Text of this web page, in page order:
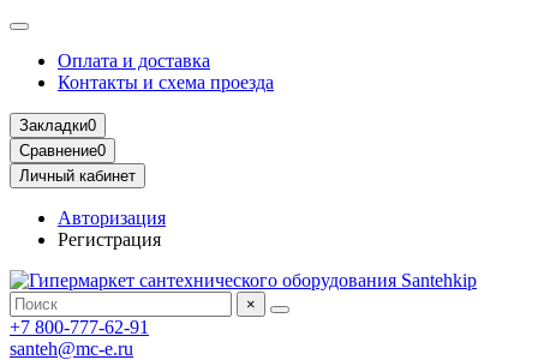
Оплата и доставка
Контакты и схема проезда
Закладки0
Сравнение0
Личный кабинет
Авторизация
Регистрация
×
+7 800-777-62-91
santeh@mc-e.ru